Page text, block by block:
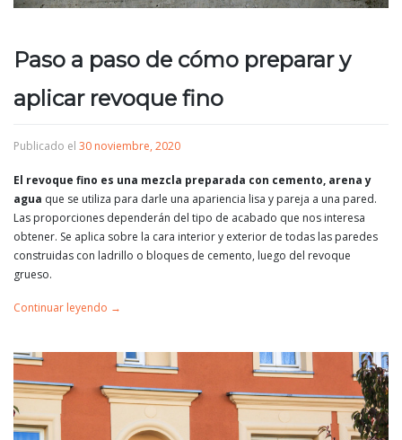
Paso a paso de cómo preparar y
aplicar revoque fino
Publicado el 30 noviembre, 2020
El revoque fino es una mezcla preparada con cemento, arena y
agua que se utiliza para darle una apariencia lisa y pareja a una pared.
Las proporciones dependerán del tipo de acabado que nos interesa
obtener. Se aplica sobre la cara interior y exterior de todas las paredes
construidas con ladrillo o bloques de cemento, luego del revoque
grueso.
Continuar leyendo →